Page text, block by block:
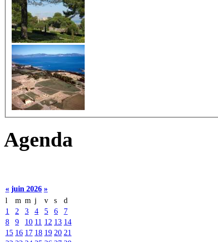
Agenda
« juin 2026 »
l
m m j v s
d
1
2 3 4 5 6
7
8
9 10 11 12 13 14
15 16 17 18 19 20 21